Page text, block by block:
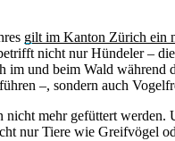
gilt im Kanton Zürich ein
nicht nur Hündeler –
im und beim Wald während
–, sondern auch
nicht mehr gefüttert werden.
nur Tiere wie Greifvögel